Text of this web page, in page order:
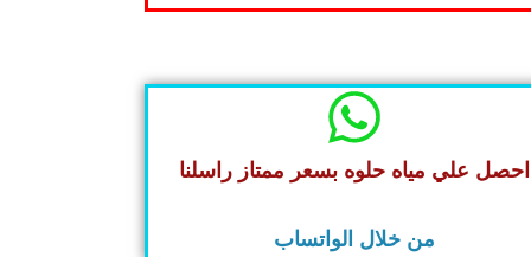
احصل علي مياه حلوه بسعر ممتاز راسلنا
من خلال الواتساب